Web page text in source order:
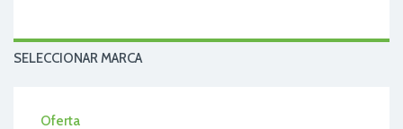
SELECCIONAR MARCA
Oferta